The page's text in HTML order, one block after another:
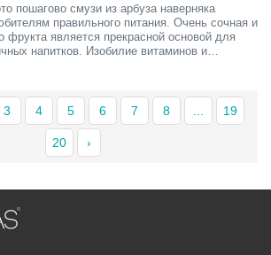
пошагово смузи из арбуза наверняка
правильного питания. Очень сочная и
фрукта является прекрасной основой для
напитков. Изобилие витаминов и
3 4 5 6 7 8 19
20 ›